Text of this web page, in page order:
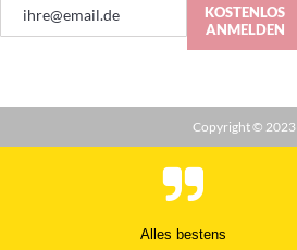
zum
KOSTENLOS
ANMELDEN
Copyright © 2023
Alles bestens